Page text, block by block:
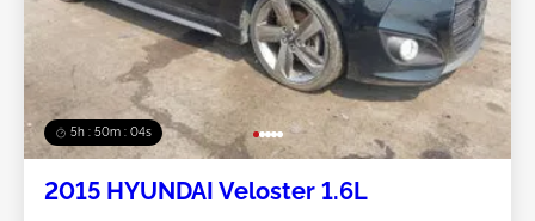
5h : 50m : 01s
2015 HYUNDAI Veloster 1.6L